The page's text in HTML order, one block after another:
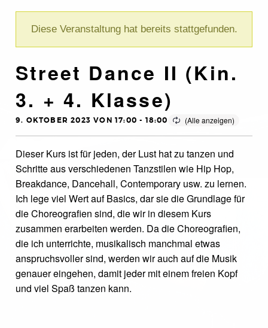
Diese Veranstaltung hat bereits stattgefunden.
Street Dance II (Kin.
3. + 4. Klasse)
9. OKTOBER 2023 VON 17:00 - 18:00
Dieser Kurs ist für jeden, der Lust hat zu tanzen und
Schritte aus verschiedenen Tanzstilen wie Hip Hop,
Breakdance, Dancehall, Contemporary usw. zu lernen.
Ich lege viel Wert auf Basics, dar sie die Grundlage für
die Choreografien sind, die wir in diesem Kurs
zusammen erarbeiten werden. Da die Choreografien,
die ich unterrichte, musikalisch manchmal etwas
anspruchsvoller sind, werden wir auch auf die Musik
genauer eingehen, damit jeder mit einem freien Kopf
und viel Spaß tanzen kann.